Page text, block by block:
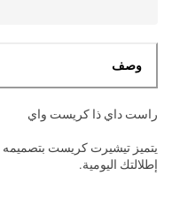
وصف
راست داي ذا كريست واي
يتميز تيشيرت كريست
إطلالتك اليومية.